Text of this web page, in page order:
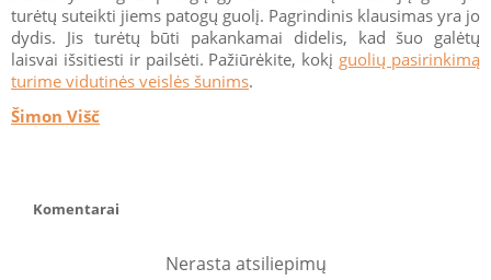
turėtų suteikti jiems patogų guolį. Pagrindinis klausimas yra jo
dydis. Jis turėtų būti pakankamai didelis, kad šuo galėtų
laisvai išsitiesti ir pailsėti. Pažiūrėkite, kokį guolių pasirinkimą
turime vidutinės veislės šunims.
Šimon Višč
Komentarai
Nerasta atsiliepimų